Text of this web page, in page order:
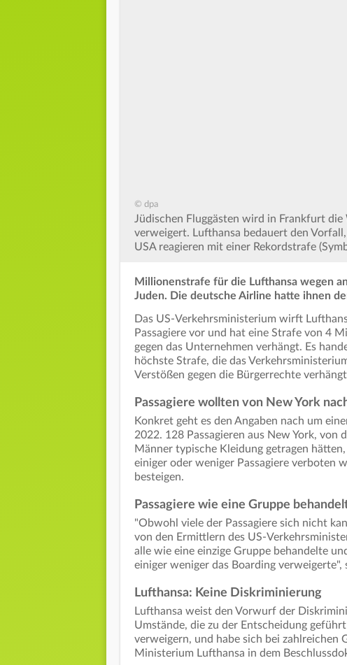
© dpa
Jüdischen Fluggästen wird in Frankfurt die
verweigert. Lufthansa bedauert den
USA reagieren mit einer Rekordstrafe
Millionenstrafe für die Lufthansa wegen
Juden. Die deutsche Airline hatte ihnen
Das US-Verkehrsministerium wirft
Passagiere vor und hat eine Strafe von 4
gegen das Unternehmen verhängt. Es
höchste Strafe, die das
Verstößen gegen die Bürgerrechte
Passagiere wollten von New York
Konkret geht es den Angaben nach um
2022. 128 Passagieren aus New York,
Männer typische Kleidung getragen
einiger oder weniger Passagiere verboten
besteigen.
Passagiere wie eine Gruppe
"Obwohl viele der Passagiere sich nicht
von den Ermittlern des US-
alle wie eine einzige Gruppe behandelte
einiger weniger das Boarding
Lufthansa: Keine Diskriminierung
Lufthansa weist den Vorwurf der
Umstände, die zu der Entscheidung
verweigern, und habe sich bei
Ministerium Lufthansa in dem